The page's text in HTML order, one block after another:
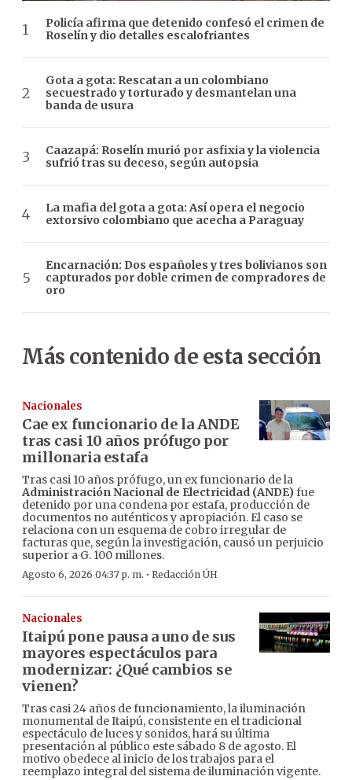
Policía afirma que detenido confesó el crimen de
Roselín y dio detalles escalofriantes
Gota a gota: Rescatan a un colombiano
secuestrado y torturado y desmantelan una
banda de usura
Caazapá: Roselín murió por asfixia y la violencia
sufrió tras su deceso, según autopsia
La mafia del gota a gota: Así opera el negocio
extorsivo colombiano que acecha a Paraguay
Encarnación: Dos españoles y tres bolivianos son
capturados por doble crimen de compradores de
oro
Más contenido de esta sección
Nacionales
Cae ex funcionario de la ANDE
tras casi 10 años prófugo por
millonaria estafa
Tras casi 10 años prófugo, un ex funcionario de la
Administración Nacional de Electricidad (ANDE)fue
detenido por una condena por estafa, producción de
documentos no auténticos y apropiación. El caso se
relaciona con un esquema de cobro irregular de
facturas que, según la investigación, causó un perjuicio
superior a G. 100 millones.
Agosto 6, 2026 04:37 p. m. · Redacción ÚH
Nacionales
Itaipú pone pausa a uno de sus
mayores espectáculos para
modernizar: ¿Qué cambios se
vienen?
Tras casi 24 años de funcionamiento, la iluminación
monumental de Itaipú, consistente en el tradicional
espectáculo de luces y sonidos, hará su última
presentación al público este sábado 8 de agosto. El
motivo obedece al inicio de los trabajos para el
reemplazo integral del sistema de iluminación vigente.